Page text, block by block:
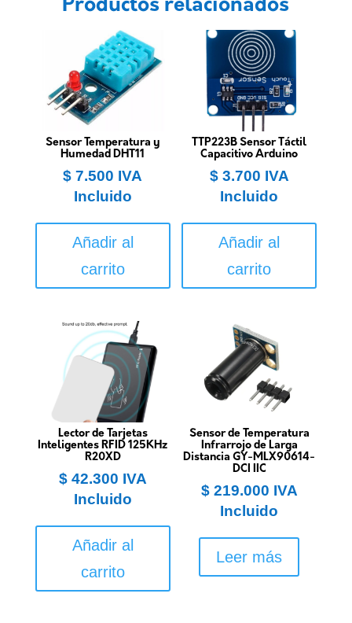
Productos relacionados
Sensor Temperatura y
Humedad DHT11
$ 7.500 IVA
Incluido
Añadir al
carrito
TTP223B Sensor Táctil
Capacitivo Arduino
$3.700 IVA
Incluido
Añadir al
carrito
Lector de Tarjetas
Inteligentes RFID 125KHz
R20XD
$42.300 IVA
Incluido
Añadir al
carrito
Sensor de Temperatura
Infrarrojo de Larga
Distancia GY-MLX90614-
DCI IIC
$219.000 IVA
Incluido
Leer más